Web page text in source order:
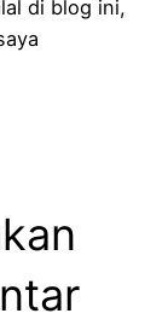
di blog ini,